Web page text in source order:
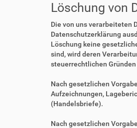
Löschung von
Die von uns verarbeiteten
Datenschutzerklärung
Löschung keine
sind, wird deren
steuerrechtlichen
Nach gesetzlichen
Aufzeichnungen,
(Handelsbriefe).
Nach gesetzlichen